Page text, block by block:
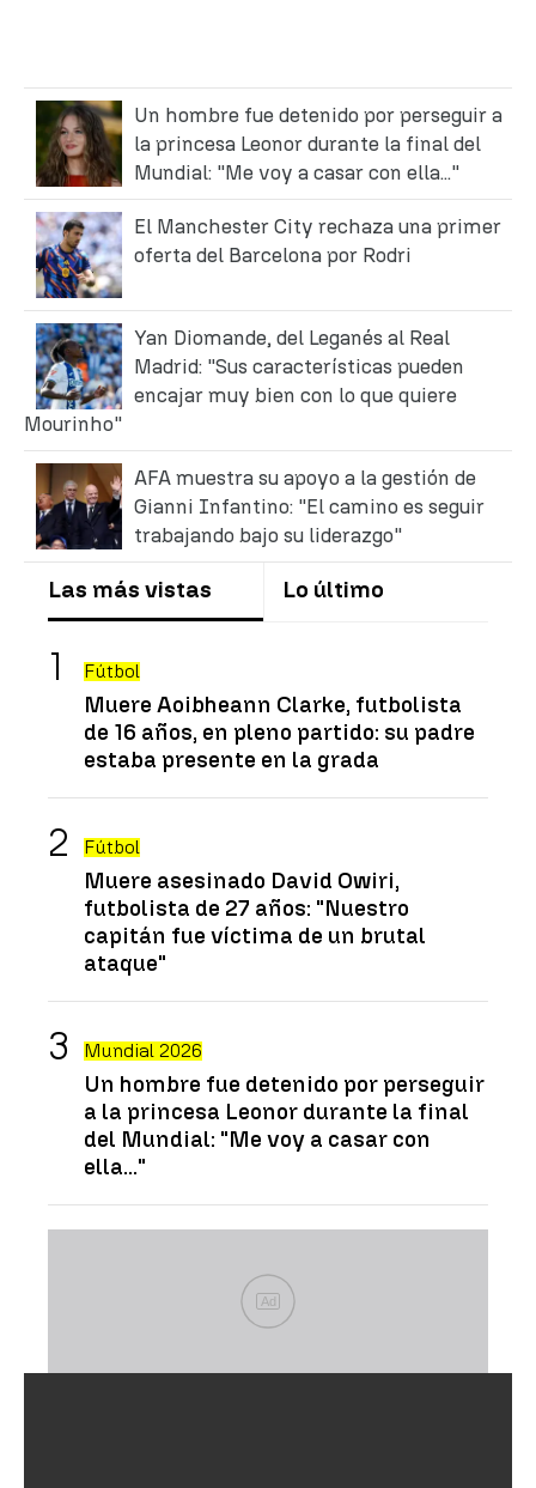
Un hombre fue detenido por perseguir a
la princesa Leonor durante la final del
Mundial: "Me voy a casar con ella..."
El Manchester City rechaza una primer
oferta del Barcelona por Rodri
Yan Diomande, del Leganés al Real
Madrid: "Sus características pueden
encajar muy bien con lo que quiere
Mourinho"
AFA muestra su apoyo a la gestión de
Gianni Infantino: "El camino es seguir
trabajando bajo su liderazgo"
Las más vistas Lo último
Fútbol
Muere Aoibheann Clarke, futbolista
de 16 años, en pleno partido: su padre
estaba presente en la grada
Fútbol
Muere asesinado David Owiri,
futbolista de 27 años: "Nuestro
capitán fue víctima de un brutal
ataque"
Mundial 2026
Un hombre fue detenido por perseguir
a la princesa Leonor durante la final
del Mundial: "Me voy a casar con
ella..."
Ad